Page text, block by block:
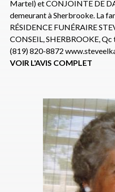
Martel) et CONJOINTE DE
demeurant à Sherbrooke. La
RÉSIDENCE FUNÉRAIRE
CONSEIL, SHERBROOKE,
(819) 820-8872
VOIR L'AVIS COMPLET